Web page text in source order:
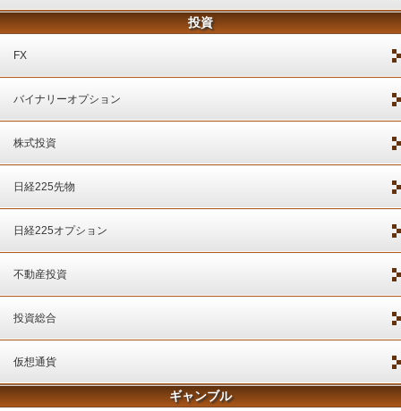
投資
FX
バイナリーオプション
株式投資
日経225先物
日経225オプション
不動産投資
投資総合
仮想通貨
ギャンブル